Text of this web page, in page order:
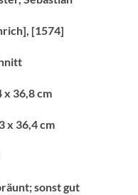
[1574]
36,8 cm
x 36,4 cm
sonst gut